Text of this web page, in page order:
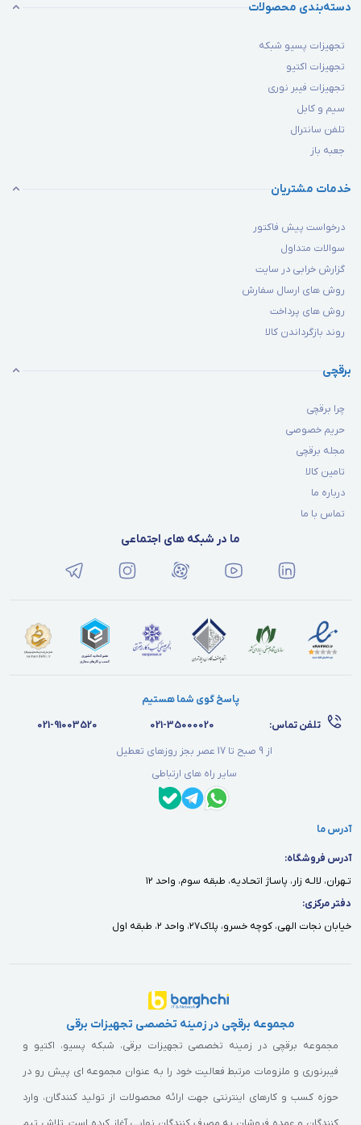
دسته‌بندی محصولات
تجهیزات پسیو شبکه
تجهیزات اکتیو
تجهیزات فیبر نوری
سیم و کابل
تلفن سانترال
جعبه باز
خدمات مشتریان
درخواست پیش فاکتور
سوالات متداول
گزارش خرابی در سایت
روش های ارسال سفارش
روش های پرداخت
روند بازگرداندن کالا
برقچی
چرا برقچی
حریم خصوصی
مجله برقچی
تامین کالا
درباره ما
تماس با ما
ما در شبکه های اجتماعی
پاسخ گوی شما هستیم
تلفن تماس:
021-35000020
021-91003520
از 9 صبح تا 17 عصر بجز روزهای تعطیل
سایر راه های ارتباطی
آدرس ما
آدرس فروشگاه:
تـهران، لالـه زار، پاسـاژ اتحـاديه، طبقه سوم، واحد ١٢
دفتر مركزى:
خيابان نجات الهى، كوچه خسرو، پلاك٢٧، واحد ٢، طبقه اول
مجموعه برقچی در زمینه تخصصی تجهیزات برقی
مجموعه برقچی در زمینه تخصصی تجهیزات برقی، شبکه پسیو، اکتیو و
فیبرنوری و ملزومات مرتبط فعالیت خود را به عنوان مجموعه ای پیش رو در
حوزه کسب و کارهای اینترنتی جهت ارائه محصولات از تولید کنندگان، وارد